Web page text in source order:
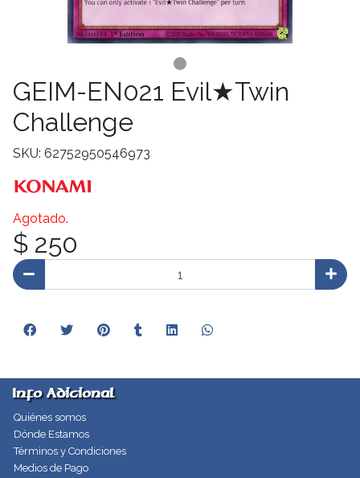
GEIM-EN021 Evil★Twin
Challenge
SKU: 62752950546973
Agotado.
$ 250
Info Adicional
Quiénes somos
Dónde Estamos
Términos y Condiciones
Medios de Pago